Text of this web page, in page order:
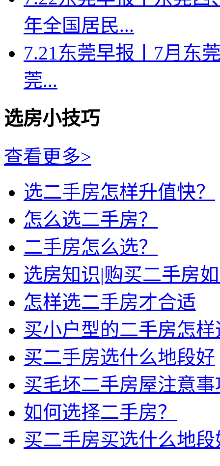
年全国居民...
7.21东莞早报丨7月东
莞...
选房小技巧
查看更多>
选二手房怎样升值快？
怎么选二手房？
二手房怎么选？
选房知识|购买二手房
怎样选二手房才合适
买小户型的二手房怎样
买二手房选什么地段好
买毛坯二手房屋注意事
如何选择二手房？
买二手房买选什么地段